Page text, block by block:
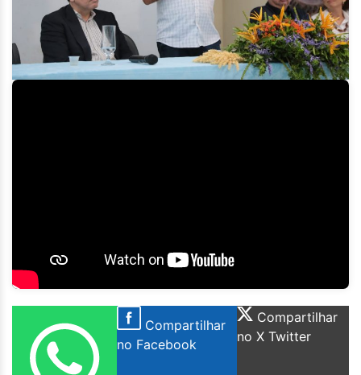
Compartilhar
no Facebook
Compartilhar
no X Twitter